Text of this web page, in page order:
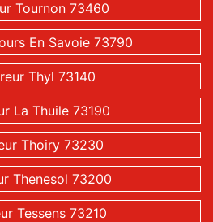
Tournon 73460
En Savoie 73790
Thyl 73140
La Thuile 73190
Thoiry 73230
Thenesol 73200
Tessens 73210